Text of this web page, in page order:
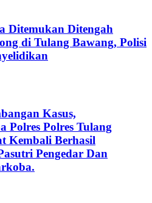
Ditemukan Ditengah
di Tulang Bawang, Polisi
Kasus,
Polres Polres Tulang
Kembali Berhasil
Pengedar Dan